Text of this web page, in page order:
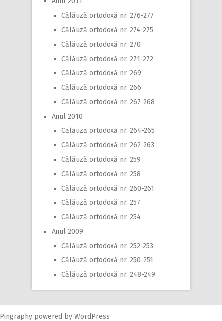
Călăuză ortodoxă nr. 276-277
Călăuză ortodoxă nr. 274-275
Călăuză ortodoxă nr. 270
Călăuză ortodoxă nr. 271-272
Călăuză ortodoxă nr. 269
Călăuză ortodoxă nr. 266
Călăuză ortodoxă nr. 267-268
Anul 2010
Călăuză ortodoxă nr. 264-265
Călăuză ortodoxă nr. 262-263
Călăuză ortodoxă nr. 259
Călăuză ortodoxă nr. 258
Călăuză ortodoxă nr. 260-261
Călăuză ortodoxă nr. 257
Călăuză ortodoxă nr. 254
Anul 2009
Călăuză ortodoxă nr. 252-253
Călăuză ortodoxă nr. 250-251
Călăuză ortodoxă nr. 248-249
Pingraphy powered by WordPress